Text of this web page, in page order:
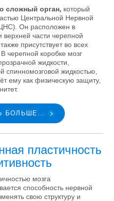
сложный орган, который
Центральной Нервной
Он расположен в
верхней части черепной
присутствует во всех
В черепной коробке мозг
жидкости,
спинномозговой жидкостью,
ему как физическую защиту,
БОЛЬШЕ...
пластичность
мозга
способность нервной
свою структуру и